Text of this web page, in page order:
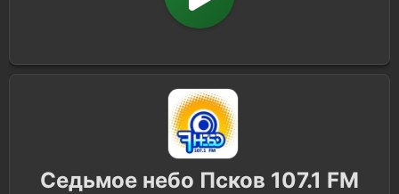
Седьмое небо Псков 107.1 FM